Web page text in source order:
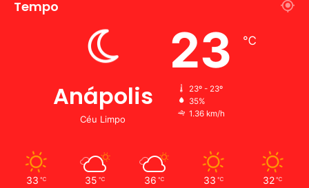
Tempo
Anápolis
Céu Limpo
23 ℃
23º - 23º
35%
1.36 km/h
33 ℃ 35 ℃ 36 ℃ 33 ℃ 32 ℃